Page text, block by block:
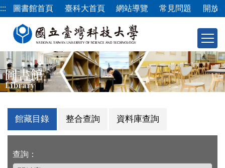
跳
到
內
容
區
::: 圖書館首頁 臺科大首頁 網站導覽 常見問題 開放
圖書館
Library
館藏目錄 整合查詢 資料庫查詢
查詢：